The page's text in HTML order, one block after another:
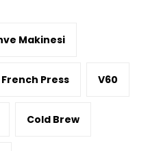
Makinesi
French Press V60
Cold Brew